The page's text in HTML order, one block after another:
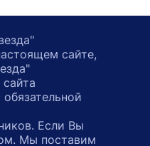
сайте,
Если Вы
Мы поставим